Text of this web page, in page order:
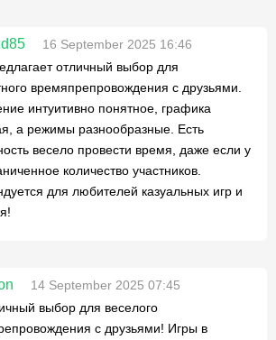
16 September 2025 16:46
отличный выбор для
времяпрепровождения с друзьями.
интуитивно понятное, графика
а режимы разнообразные. Есть
весело провести время, даже если у
количество участников.
для любителей казуальных игр и
14 September 2025 07:45
выбор для веселого
с друзьями! Игры в